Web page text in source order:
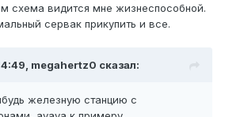
схема видится мне жизнеспособной.
сервак прикупить и все.
megahertz0 сказал:
железную станцию с